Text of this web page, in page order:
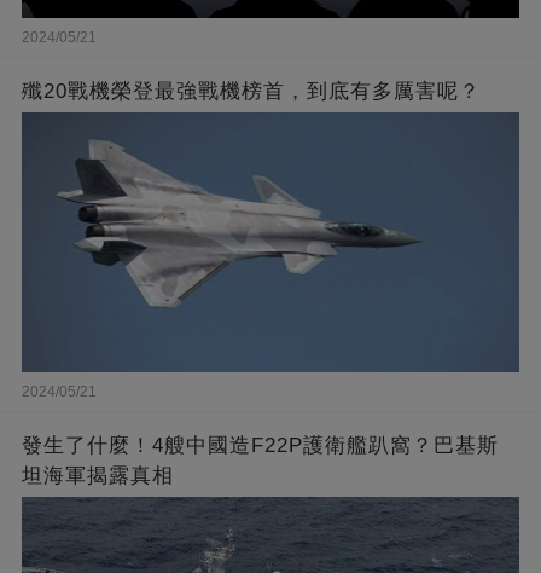
2024/05/21
殲20戰機榮登最強戰機榜首，到底有多厲害呢？
2024/05/21
發生了什麼！4艘中國造F22P護衛艦趴窩？巴基斯
坦海軍揭露真相